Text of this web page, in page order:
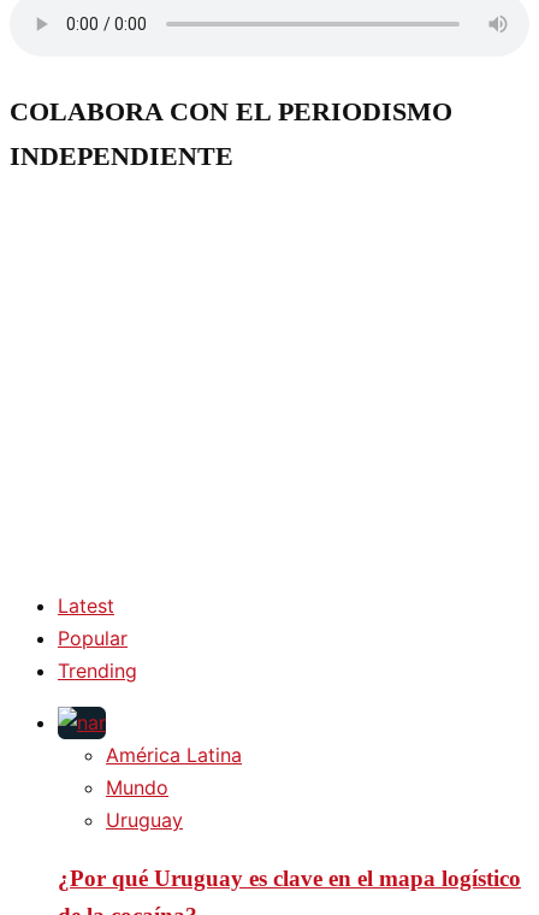
COLABORA CON EL PERIODISMO
INDEPENDIENTE
Latest
Popular
Trending
América Latina
Mundo
Uruguay
¿Por qué Uruguay es clave en el mapa logístico